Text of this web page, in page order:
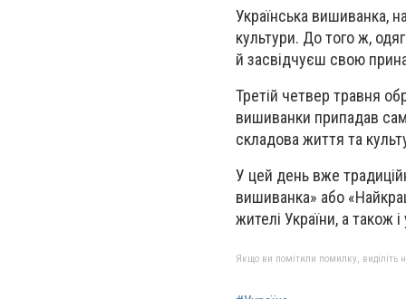
Українська вишиванка,
культури. До того ж,
й засвідчуєш свою
Третій четвер травня
вишиванки припадав
складова життя та
У цей день вже
вишиванка» або
жителі України, а також
Якщо ви помітили помилку, виділіть